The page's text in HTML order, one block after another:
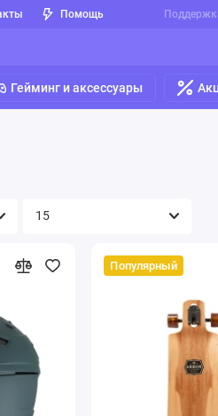
Помощь
Гейминг и аксессуары
Популярный